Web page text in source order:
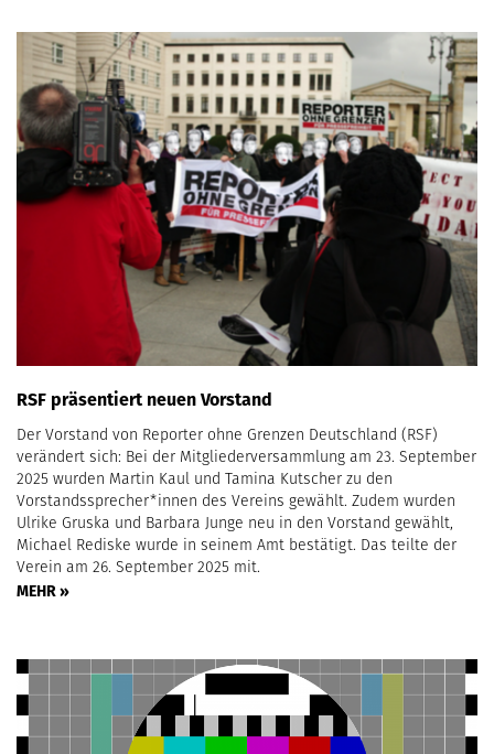
RSF präsentiert neuen Vorstand
Der Vorstand von Reporter ohne Grenzen Deutschland (RSF)
verändert sich: Bei der Mitgliederversammlung am 23. September
2025 wurden Martin Kaul und Tamina Kutscher zu den
Vorstandssprecher*innen des Vereins gewählt. Zudem wurden
Ulrike Gruska und Barbara Junge neu in den Vorstand gewählt,
Michael Rediske wurde in seinem Amt bestätigt. Das teilte der
Verein am 26. September 2025 mit.
MEHR »